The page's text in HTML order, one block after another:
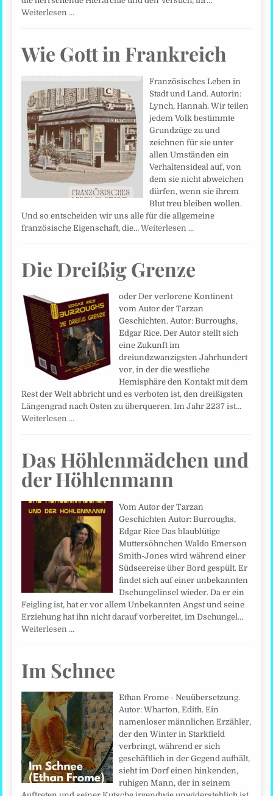
Weiterlesen …
Wie Gott in Frankreich
Französisches Leben in
Stadt und Land. Autorin:
Lynch, Hannah. Wir teilen
jedem Volk bestimmte
Grundzüge zu und
zeichnen für sie unter
allen Umständen ein
Verhaltensideal auf, von
dem sie nicht abweichen
dürfen, wenn sie ihrem
Blut treu bleiben wollen.
Und so entscheiden wir uns alle für die allgemeine
französische Eigenschaft, die…Weiterlesen …
Die Dreißig Grenze
oder Der verlorene Kontinent
vom Autor der Tarzan
Geschichten. Autor: Burroughs,
Edgar Rice. Der Autor stellt sich
eine Zukunft im
dreiundzwanzigsten Jahrhundert
vor, in der die westliche
Hemisphäre den Kontakt mit dem
Rest der Welt abbricht und es verboten ist, den dreißigsten
Längengrad nach Osten zu überqueren. Im Jahr 2237 ist…
Weiterlesen …
Das Höhlenmädchen und
der Höhlenmann
Vom Autor der Tarzan
Geschichten Autor: Burroughs,
Edgar Rice Das blaublütige
Muttersöhnchen Waldo Emerson
Smith-Jones wird während einer
Südseereise über Bord gespült. Er
findet sich auf einer unbekannten
Dschungelinsel wieder. Da er ein
Feigling ist, hat er vor allem Unbekannten Angst und seine
Erziehung hat ihn nicht darauf vorbereitet, im Dschungel…
Weiterlesen …
Im Schnee
Ethan Frome - Neuübersetzung.
Autor: Wharton, Edith. Ein
namenloser männlichen Erzähler,
der den Winter in Starkfield
verbringt, während er sich
geschäftlich in der Gegend aufhält,
sieht im Dorf einen hinkenden,
ruhigen Mann, der in seinem